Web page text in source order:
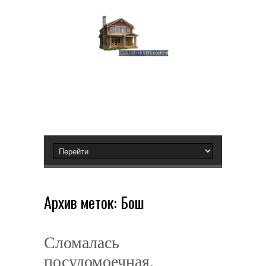
Архив меток: Бош
Сломалась
посудомоечная,